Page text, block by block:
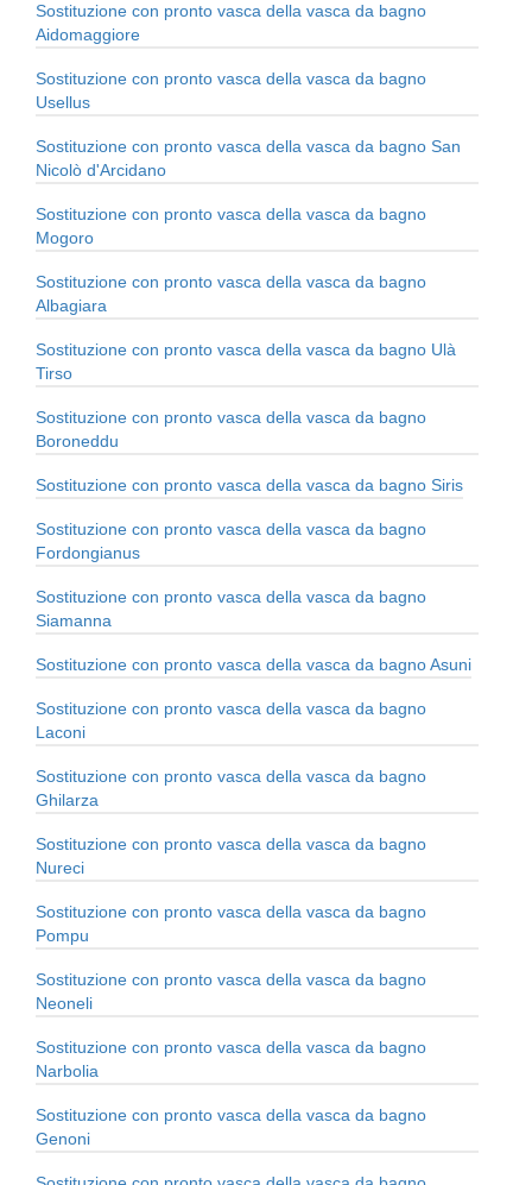
Sostituzione con pronto vasca della vasca da bagno
Aidomaggiore
Sostituzione con pronto vasca della vasca da bagno
Usellus
Sostituzione con pronto vasca della vasca da bagno San
Nicolò d'Arcidano
Sostituzione con pronto vasca della vasca da bagno
Mogoro
Sostituzione con pronto vasca della vasca da bagno
Albagiara
Sostituzione con pronto vasca della vasca da bagno Ulà
Tirso
Sostituzione con pronto vasca della vasca da bagno
Boroneddu
Sostituzione con pronto vasca della vasca da bagno Siris
Sostituzione con pronto vasca della vasca da bagno
Fordongianus
Sostituzione con pronto vasca della vasca da bagno
Siamanna
Sostituzione con pronto vasca della vasca da bagno Asuni
Sostituzione con pronto vasca della vasca da bagno
Laconi
Sostituzione con pronto vasca della vasca da bagno
Ghilarza
Sostituzione con pronto vasca della vasca da bagno
Nureci
Sostituzione con pronto vasca della vasca da bagno
Pompu
Sostituzione con pronto vasca della vasca da bagno
Neoneli
Sostituzione con pronto vasca della vasca da bagno
Narbolia
Sostituzione con pronto vasca della vasca da bagno
Genoni